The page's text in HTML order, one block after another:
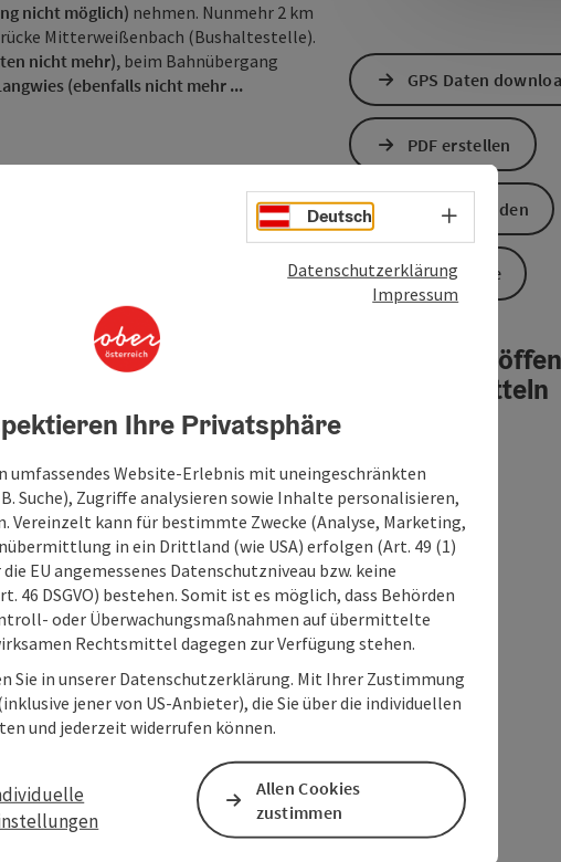
nicht möglich) nehmen. Nunmehr 2 km
Mitterweißenbach (Bushaltestelle).
nicht mehr),beim Bahnübergang
(ebenfalls nicht mehr ...
GPS Daten
PDF erstellen
Anfrage senden
Zur Website
Anreise mit
Verkehrsmitteln
Deutsch Sprachwahl -
Datenschutzerklärung
Impressum
Ihre Privatsphäre
umfassendes Website-Erlebnis mit uneingeschränkten
Suche), Zugriffe analysieren sowie Inhalte personalisieren,
Vereinzelt kann für bestimmte Zwecke (Analyse, Marketing,
in ein Drittland (wie USA) erfolgen (Art. 49 (1)
EU angemessenes Datenschutzniveau bzw. keine
46 DSGVO) bestehen. Somit ist es möglich, dass Behörden
oder Überwachungsmaßnahmen auf übermittelte
Rechtsmittel dagegen zur Verfügung stehen.
Sie in unserer Datenschutzerklärung. Mit Ihrer Zustimmung
jener von US-Anbieter), die Sie über die individuellen
und jederzeit widerrufen können.
Allen Cookies
zustimmen